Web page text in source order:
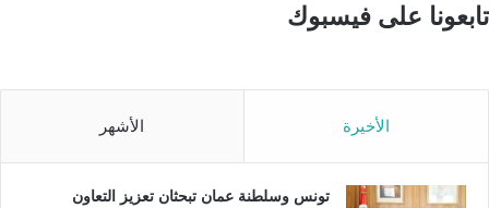
تابعونا على فيسبوك
الأخيرة الأشهر
تونس وسلطنة عمان تبحثان تعزيز التعاون